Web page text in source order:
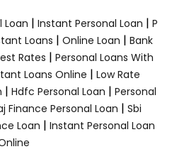
Loan | Instant Personal Loan | P
Loans | Online Loan | Bank
Rates | Personal Loans With
Loans Online | Low Rate
| Hdfc Personal Loan | Personal
Finance Personal Loan | Sbi
Loan | Instant Personal Loan